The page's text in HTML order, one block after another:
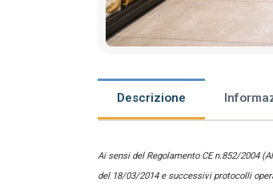
Descrizione
Ai sensi del Regolamento CE n.852/2004
del 18/03/2014 e successivi protocolli